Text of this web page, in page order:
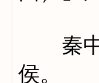
秦中
侯。